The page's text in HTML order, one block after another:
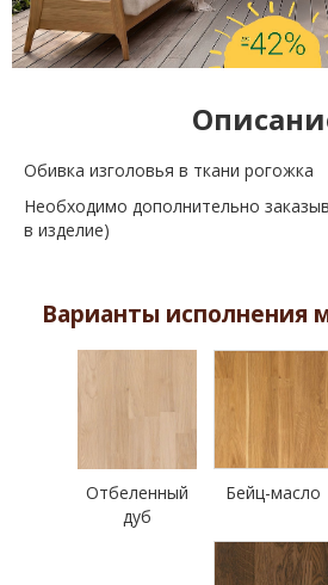
Обивка изголовья в ткани рогожка
Необходимо дополнительно
в изделие)
Варианты исполнения
Отбеленный
дуб
Бейц-масло